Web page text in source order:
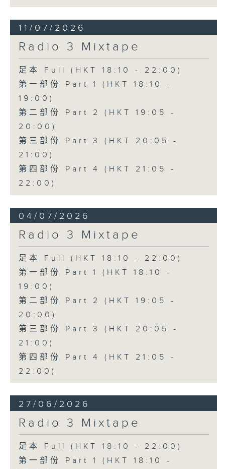
11/07/2026
Radio 3 Mixtape
足本 Full (HKT 18:10 - 22:00)
第一部份 Part 1 (HKT 18:10 -
19:00)
第二部份 Part 2 (HKT 19:05 -
20:00)
第三部份 Part 3 (HKT 20:05 -
21:00)
第四部份 Part 4 (HKT 21:05 -
22:00)
04/07/2026
Radio 3 Mixtape
足本 Full (HKT 18:10 - 22:00)
第一部份 Part 1 (HKT 18:10 -
19:00)
第二部份 Part 2 (HKT 19:05 -
20:00)
第三部份 Part 3 (HKT 20:05 -
21:00)
第四部份 Part 4 (HKT 21:05 -
22:00)
27/06/2026
Radio 3 Mixtape
足本 Full (HKT 18:10 - 22:00)
第一部份 Part 1 (HKT 18:10 -